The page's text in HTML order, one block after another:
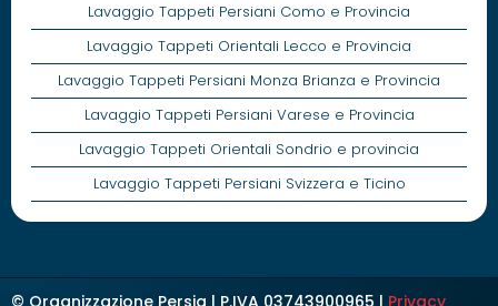
Lavaggio Tappeti Persiani Como e Provincia
Lavaggio Tappeti Orientali Lecco e Provincia
Lavaggio Tappeti Persiani Monza Brianza e Provincia
Lavaggio Tappeti Persiani Varese e Provincia
Lavaggio Tappeti Orientali Sondrio e provincia
Lavaggio Tappeti Persiani Svizzera e Ticino